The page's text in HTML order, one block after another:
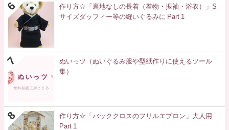
作り方☆「裏地なしの長着（着物・振袖・浴衣）」S
サイズダッフィー等の縫いぐるみに Part 1
ぬいっツ（ぬいぐるみ服や型紙作りに使えるツール
集）
作り方☆「バッククロスのフリルエプロン」大人用
Part 1